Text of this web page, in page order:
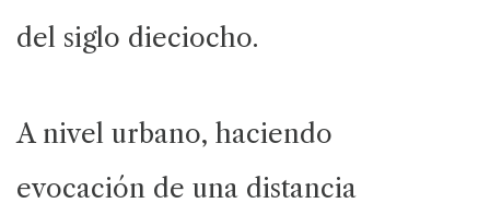
del siglo dieciocho.
A nivel urbano, haciendo
evocación de una distancia